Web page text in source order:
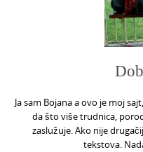
Ja sam Bojana a ovo je moj
da što više trudnica,
zaslužuje. Ako nije
tekstova.